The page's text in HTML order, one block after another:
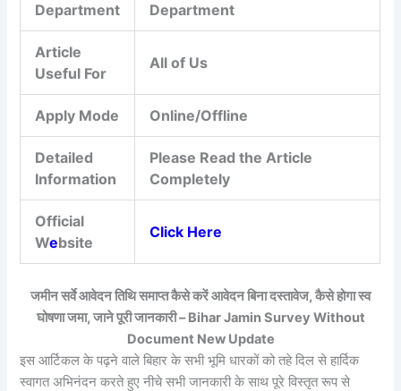
Department
Department
Article
Useful For
All of Us
Apply Mode Online/Offline
Detailed
Information
Please Read the Article
Completely
Official
Website
Click Here
जमीन सर्वे आवेदन तिथि समाप्त कैसे करें आवेदन बिना दस्तावेज, कैसे होगा स्व
घोषणा जमा, जाने पूरी जानकारी – Bihar Jamin Survey Without
Document New Update
इस आर्टिकल के पढ़ने वाले बिहार के सभी भूमि धारकों को तहे दिल से हार्दिक
स्वागत अभिनंदन करते हुए नीचे सभी जानकारी के साथ पूरे विस्तृत रूप से